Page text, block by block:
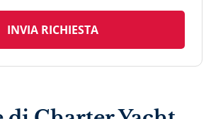
INVIA RICHIESTA